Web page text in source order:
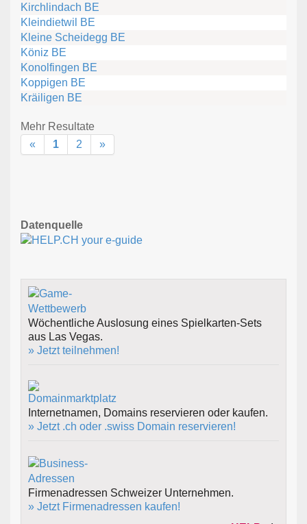
Kirchlindach BE
Kleindietwil BE
Kleine Scheidegg BE
Köniz BE
Konolfingen BE
Koppigen BE
Kräiligen BE
Mehr Resultate
«
1 2 »
Datenquelle
Wöchentliche Auslosung eines Spielkarten-Sets
aus Las Vegas.
» Jetzt teilnehmen!
Internetnamen, Domains reservieren oder kaufen.
» Jetzt .ch oder .swiss Domain reservieren!
Firmenadressen Schweizer Unternehmen.
» Jetzt Firmenadressen kaufen!